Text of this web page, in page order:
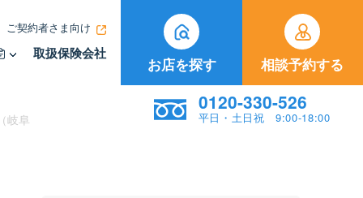
ご契約者さま向け
取扱保険会社
お店を探す 相談予約する
0120-330-526
平日・土日祝 9:00-18:00
岐阜